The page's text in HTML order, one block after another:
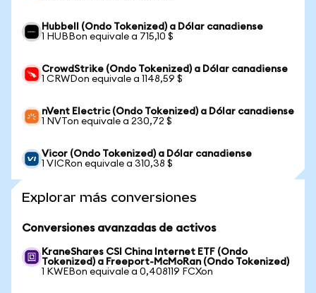
Hubbell (Ondo Tokenized) a Dólar canadiense
1 HUBBon equivale a 715,10 $
CrowdStrike (Ondo Tokenized) a Dólar canadiense
1 CRWDon equivale a 1148,59 $
nVent Electric (Ondo Tokenized) a Dólar canadiense
1 NVTon equivale a 230,72 $
Vicor (Ondo Tokenized) a Dólar canadiense
1 VICRon equivale a 310,38 $
Explorar más conversiones
Conversiones avanzadas de activos
KraneShares CSI China Internet ETF (Ondo
Tokenized) a Freeport-McMoRan (Ondo Tokenized)
1 KWEBon equivale a 0,408119 FCXon